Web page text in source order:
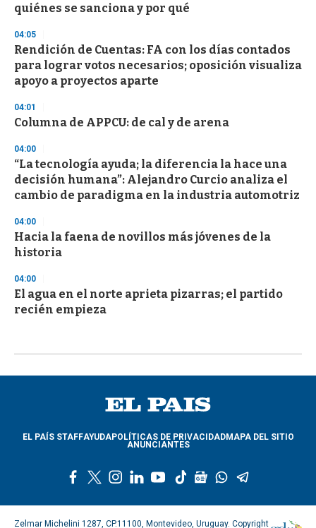
quiénes se sanciona y por qué
04:05
Rendición de Cuentas: FA con los días contados
para lograr votos necesarios; oposición visualiza
apoyo a proyectos aparte
04:01
Columna de APPCU: de cal y de arena
04:00
“La tecnología ayuda; la diferencia la hace una
decisión humana”: Alejandro Curcio analiza el
cambio de paradigma en la industria automotriz
04:00
Hacia la faena de novillos más jóvenes de la
historia
04:00
El agua en el norte aprieta pizarras; el partido
recién empieza
EL PAÍS STAFFAYUDAPOLÍTICAS DE PRIVACIDADMAPA DEL SITIO
ANUNCIANTES
c
e
i
s
t
l
n
k
y
u
t
k
g
o
w
a
l
e
Zelmar Michelini 1287, CP.11100, Montevideo, Uruguay. Copyright